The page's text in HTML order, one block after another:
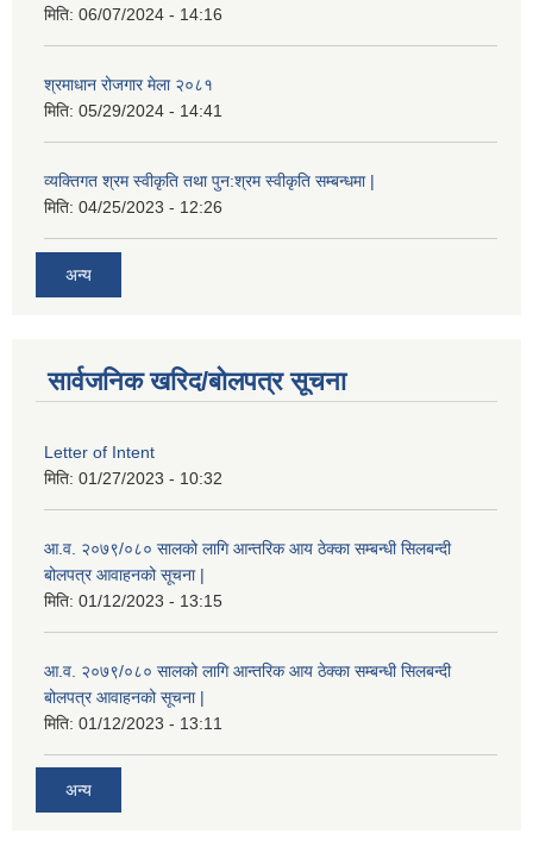
मिति: 06/07/2024 - 14:16
श्रमाधान रोजगार मेला २०८१
मिति: 05/29/2024 - 14:41
व्यक्तिगत श्रम स्वीकृति तथा पुन:श्रम स्वीकृति सम्बन्धमा |
मिति: 04/25/2023 - 12:26
अन्य
सार्वजनिक खरिद/बोलपत्र सूचना
Letter of Intent
मिति: 01/27/2023 - 10:32
आ.व. २०७९/०८० सालको लागि आन्तरिक आय ठेक्का सम्बन्धी सिलबन्दी
बोलपत्र आवाहनको सूचना |
मिति: 01/12/2023 - 13:15
आ.व. २०७९/०८० सालको लागि आन्तरिक आय ठेक्का सम्बन्धी सिलबन्दी
बोलपत्र आवाहनको सूचना |
मिति: 01/12/2023 - 13:11
अन्य